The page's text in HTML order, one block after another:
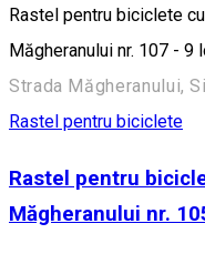
Rastel pentru biciclete
Măgheranului nr. 107 - 9
Strada Măgheranului,
Rastel pentru biciclete
Rastel pentru
Măgheranului nr.